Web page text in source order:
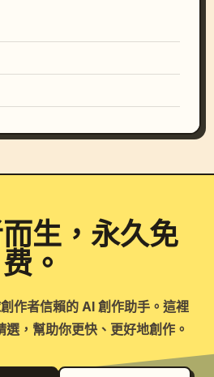
生，永久免
费。
作者信賴的 AI 創作助手。這裡
，幫助你更快、更好地創作。